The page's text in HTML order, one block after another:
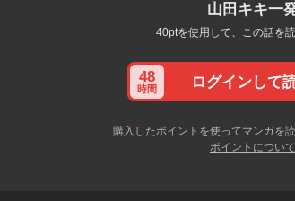
山田キキ一
40ptを使用して、この話を
48
時間 ログインして
購入したポイントを使ってマンガを
ポイントについて